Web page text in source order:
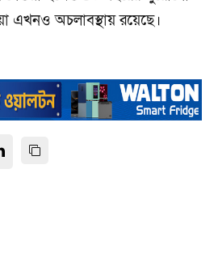
এখনও অচলাবস্থায় রয়েছে।